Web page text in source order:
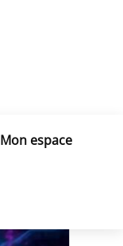
Mon espace